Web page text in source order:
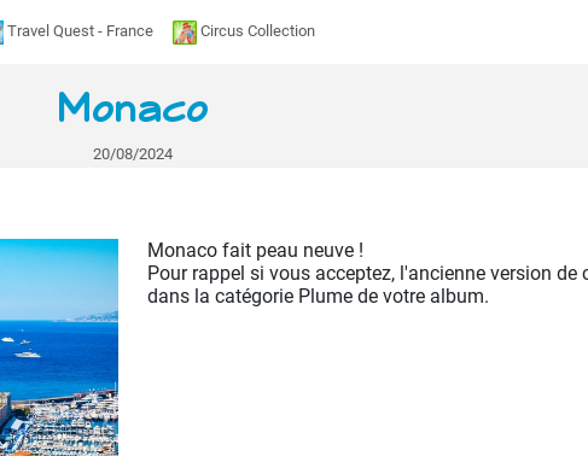
Travel Quest - France Circus Collection
Monaco
20/08/2024
Monaco fait peau neuve !
Pour rappel si vous acceptez, l'ancienne version de
dans la catégorie Plume de votre album.